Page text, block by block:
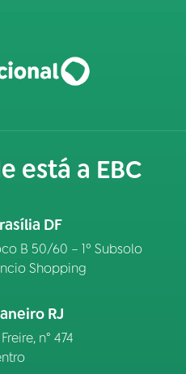
está a EBC
DF
B 50/60 – 1º Subsolo
Shopping
RJ
n° 474